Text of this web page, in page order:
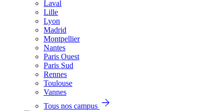
Laval
Lille
Lyon
Madrid
Montpellier
Nantes
Paris Ouest
Paris Sud
Rennes
Toulouse
Vannes
Tous nos campus